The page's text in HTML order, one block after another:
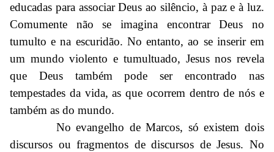
educadas para associar Deus ao silêncio, à paz e à luz.
Comumente não se imagina encontrar Deus no
tumulto e na escuridão. No entanto, ao se inserir em
um mundo violento e tumultuado, Jesus nos revela
que Deus também pode ser encontrado nas
tempestades da vida, as que ocorrem dentro de nós e
também as do mundo.
No evangelho de Marcos, só existem dois
discursos ou fragmentos de discursos de Jesus. No